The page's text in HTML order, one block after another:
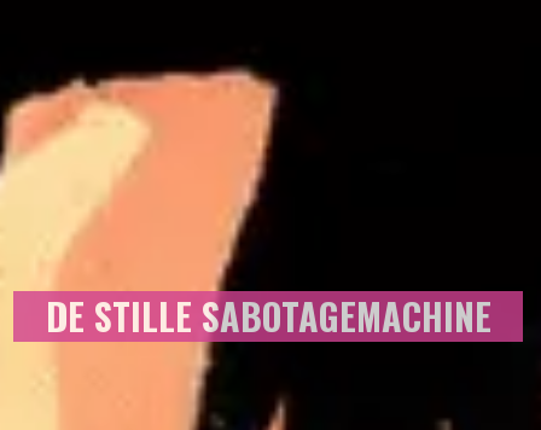
DE STILLE SABOTAGEMACHINE